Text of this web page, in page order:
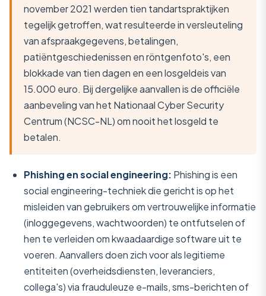
november 2021 werden tien tandartspraktijken
tegelijk getroffen, wat resulteerde in versleuteling
van afspraakgegevens, betalingen,
patiëntgeschiedenissen en röntgenfoto's, een
blokkade van tien dagen en een losgeldeis van
15.000 euro. Bij dergelijke aanvallen is de officiële
aanbeveling van het Nationaal Cyber Security
Centrum (NCSC-NL) om nooit het losgeld te
betalen.
Phishing en social engineering: Phishing is een
social engineering-techniek die gericht is op het
misleiden van gebruikers om vertrouwelijke informatie
(inloggegevens, wachtwoorden) te ontfutselen of
hen te verleiden om kwaadaardige software uit te
voeren. Aanvallers doen zich voor als legitieme
entiteiten (overheidsdiensten, leveranciers,
collega's) via frauduleuze e-mails, sms-berichten of